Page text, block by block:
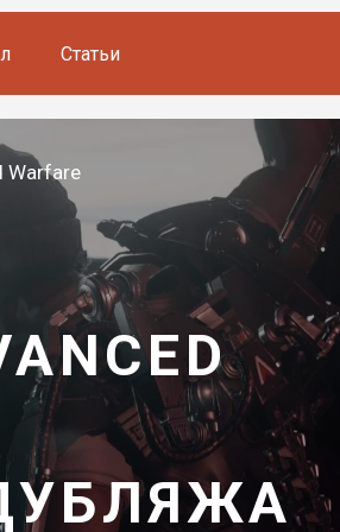
Статьи
Warfare